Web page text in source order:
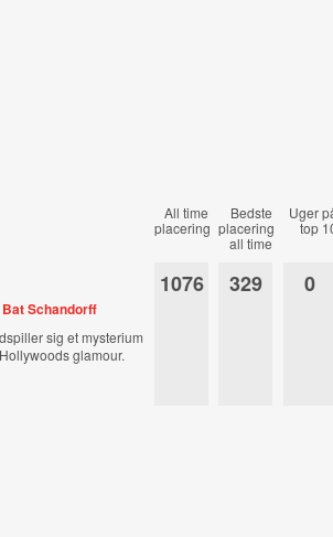
All time
placering
Bedste
placering
all time
Uger
top
Schandorff
sig et mysterium
glamour.
1076 329 0